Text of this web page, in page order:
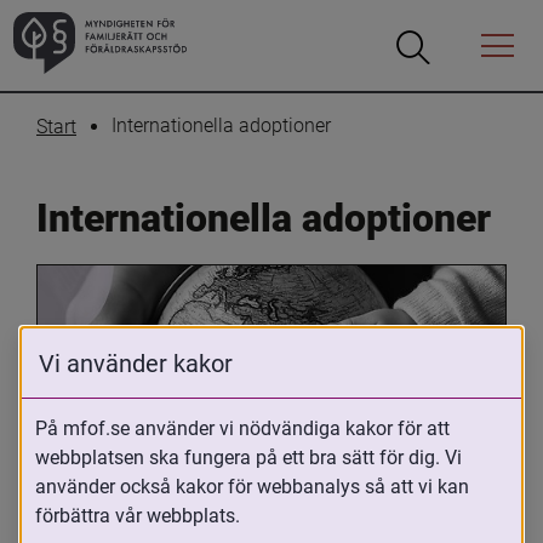
Öppna
Öppna
Menyn
Start Internationella adoptioner
Internationella adoptioner
Oavsett om du är adopterad,
adoptivförälder eller arbetar med
Vi använder kakor
På mfof.se använder vi nödvändiga kakor för att
webbplatsen ska fungera på ett bra sätt för dig. Vi
använder också kakor för webbanalys så att vi kan
förbättra vår webbplats.